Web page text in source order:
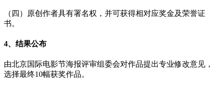
（四）原创作者具有署名权，并可获得相对应奖金及荣誉证
书。
4、结果公布
由北京国际电影节海报评审组委会对作品提出专业修改意见，
选择最终10幅获奖作品。